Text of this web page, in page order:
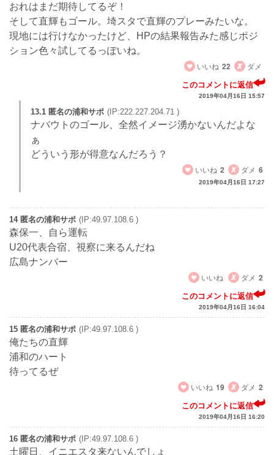
おれはまだ期待してるぞ！
そして直輝もゴール。埼スタで直輝のプレーみたいな。
現地には行けなかったけど、HPの結果報告みた感じポジ
ション色々試してるっぽいね。
いいね 22 ダメ
このコメントに返信
2019年04月16日 15:57
13.1 匿名の浦和サポ (IP:222.227.204.71 )
ナバウトのゴール、全然イメージ湧かないんだよな
ぁ
どういう形が得意なんだろう？
いいね 2 ダメ 6
2019年04月16日 17:27
14 匿名の浦和サポ (IP:49.97.108.6 )
森保一、自ら運転
U20代表合宿、視察に来るんだね
広島ナンバー
いいね
ダメ 2
このコメントに返信
2019年04月16日 16:04
15 匿名の浦和サポ (IP:49.97.108.6 )
俺たちの直輝
浦和のハート
待ってるぜ
いいね 19 ダメ 2
このコメントに返信
2019年04月16日 16:20
16 匿名の浦和サポ (IP:49.97.108.6 )
土曜日、イニエスタ来ないんでしょ